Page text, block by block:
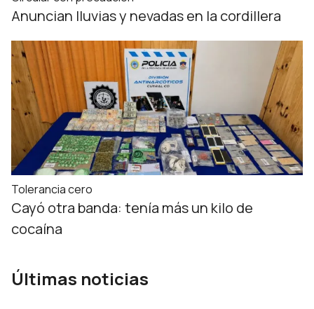
Anuncian lluvias y nevadas en la cordillera
Tolerancia cero
Cayó otra banda: tenía más un kilo de
cocaína
Últimas noticias